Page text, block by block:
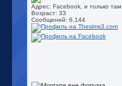
Адрес: Facebook, и только там
Возраст: 33
Сообщений: 6,144